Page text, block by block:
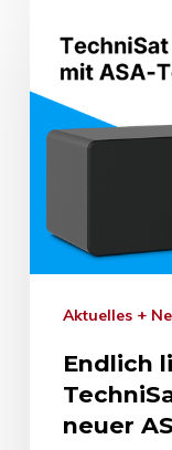
Aktuelles +
Endlich
neuer